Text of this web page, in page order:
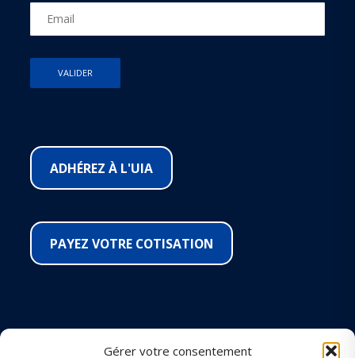
Gérer votre consentement
ADHÉREZ À L'UIA
PAYEZ VOTRE COTISATION
SUIVEZ-NOUS SUR LES RÉSEAUX